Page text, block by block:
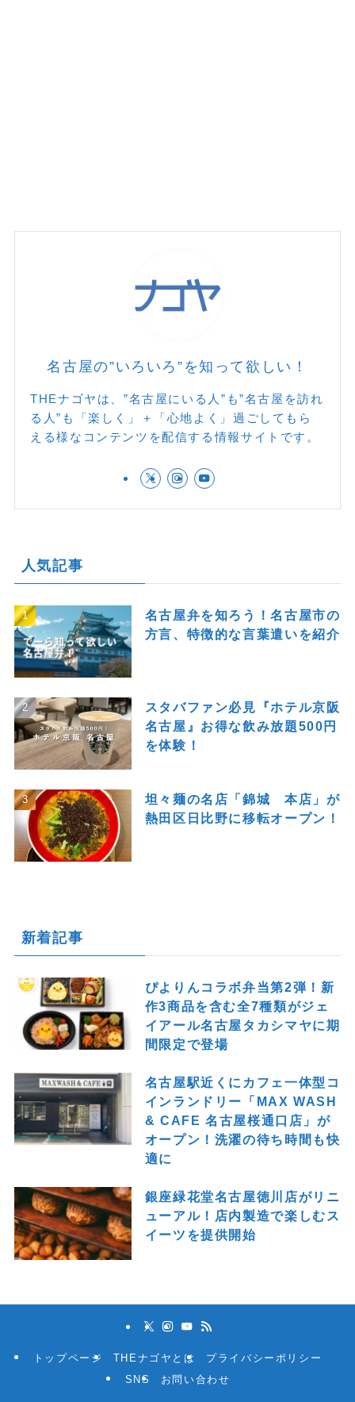
名古屋の”いろいろ”を知って欲しい！
THEナゴヤは、”名古屋にいる人”も”名古屋を訪れ
る人”も「楽しく」＋「心地よく」過ごしてもら
える様なコンテンツを配信する情報サイトです。
人気記事
名古屋弁を知ろう！名古屋市の
方言、特徴的な言葉遣いを紹介
スタバファン必見『ホテル京阪
名古屋』お得な飲み放題500円
を体験！
坦々麺の名店「錦城 本店」が
熱田区日比野に移転オープン！
新着記事
ぴよりんコラボ弁当第2弾！新
作3商品を含む全7種類がジェ
イアール名古屋タカシマヤに期
間限定で登場
名古屋駅近くにカフェ一体型コ
インランドリー「MAX WASH
& CAFE 名古屋桜通口店」が
オープン！洗濯の待ち時間も快
適に
銀座緑花堂名古屋徳川店がリニ
ューアル！店内製造で楽しむス
イーツを提供開始
トップページ THEナゴヤとは
プライバシーポリシー
SNS
お問い合わせ